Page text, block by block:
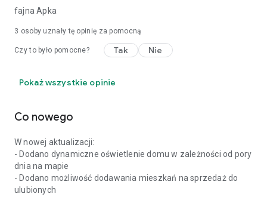
fajna Apka
3 osoby uznały tę opinię za pomocną
Czy to było pomocne? Tak Nie
Pokaż wszystkie opinie
Co nowego
W nowej aktualizacji:
- Dodano dynamiczne oświetlenie domu w zależności od pory
dnia na mapie
- Dodano możliwość dodawania mieszkań na sprzedaż do
ulubionych